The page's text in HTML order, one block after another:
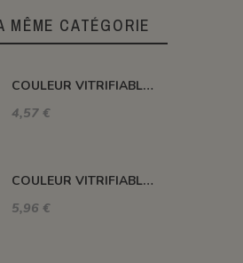
MÊME CATÉGORIE
COULEUR VITRIFIABLE DÉCOR SANS PLOMB JAUNE VA105
4,57 €
COULEUR VITRIFIABLE DÉCOR SANS PLOMB GRIS VA116
5,96 €